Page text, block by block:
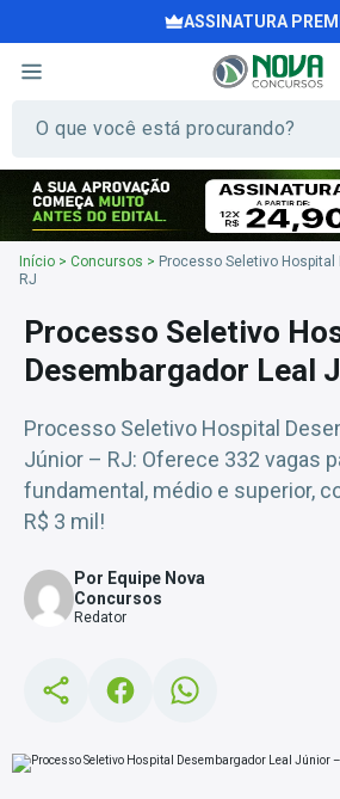
ASSINATURA
Início > Concursos > Processo Seletivo
RJ
Processo Seletivo
Desembargador Leal
Processo Seletivo Hospital
Júnior – RJ: Oferece 332 vagas
fundamental, médio e superior,
R$ 3 mil!
Por Equipe Nova
Concursos
Redator